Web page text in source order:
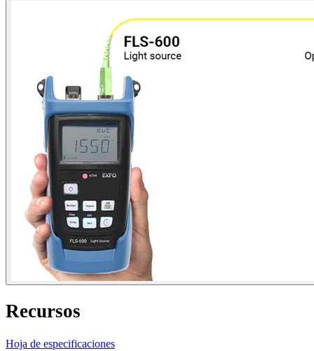
Recursos
Hoja de especificaciones